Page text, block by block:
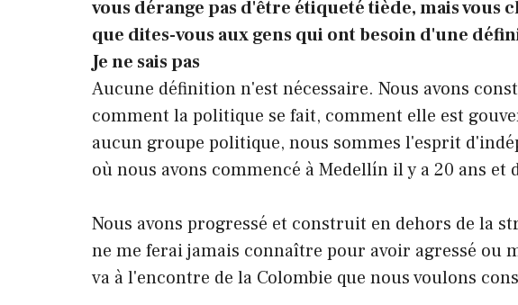
vous dérange pas d'être étiqueté tiède, mais vous
que dites-vous aux gens qui ont besoin d'une
Je ne sais pas
Aucune définition n'est nécessaire. Nous avons
comment la politique se fait, comment elle est
aucun groupe politique, nous sommes l'esprit
où nous avons commencé à Medellín il y a 20 ans et
Nous avons progressé et construit en dehors de la
ne me ferai jamais connaître pour avoir agressé ou
va à l'encontre de la Colombie que nous voulons